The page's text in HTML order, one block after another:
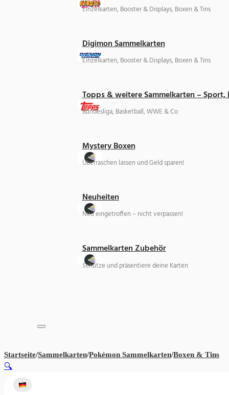
Einzelkarten, Booster & Displays, Boxen & Tins
Digimon Sammelkarten
Einzelkarten, Booster & Displays, Boxen & Tins
Topps & weitere Sammelkarten –
Bundesliga, Basketball, WWE & Co
Mystery Boxen
Überraschen lassen und Geld sparen!
Neuheiten
Neu eingetroffen – nicht verpassen!
Sammelkarten Zubehör
Schütze und präsentiere deine Karten
Startseite/Sammelkarten/Pokémon Sammelkarten/Boxen & Tins
🔍